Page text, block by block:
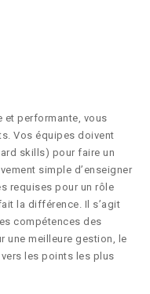
et performante, vous
Vos équipes doivent
skills) pour faire un
simple d’enseigner
requises pour un rôle
la différence. Il s’agit
compétences des
une meilleure gestion, le
les points les plus